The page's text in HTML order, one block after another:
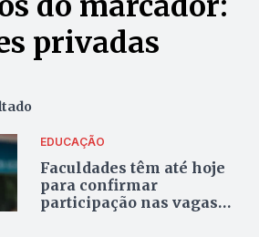
privadas
EDUCAÇÃO
Faculdades têm até hoje
para confirmar
participação nas vagas